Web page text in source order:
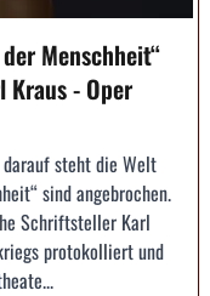
Menschheit“
Kraus - Oper
steht die Welt
sind angebrochen.
Schriftsteller Karl
protokolliert und